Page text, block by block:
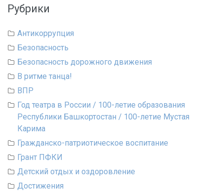
Рубрики
Антикоррупция
Безопасность
Безопасность дорожного движения
В ритме танца!
ВПР
Год театра в России / 100-летие образования
Республики Башкортостан / 100-летие Мустая
Карима
Гражданско-патриотическое воспитание
Грант ПФКИ
Детский отдых и оздоровление
Достижения